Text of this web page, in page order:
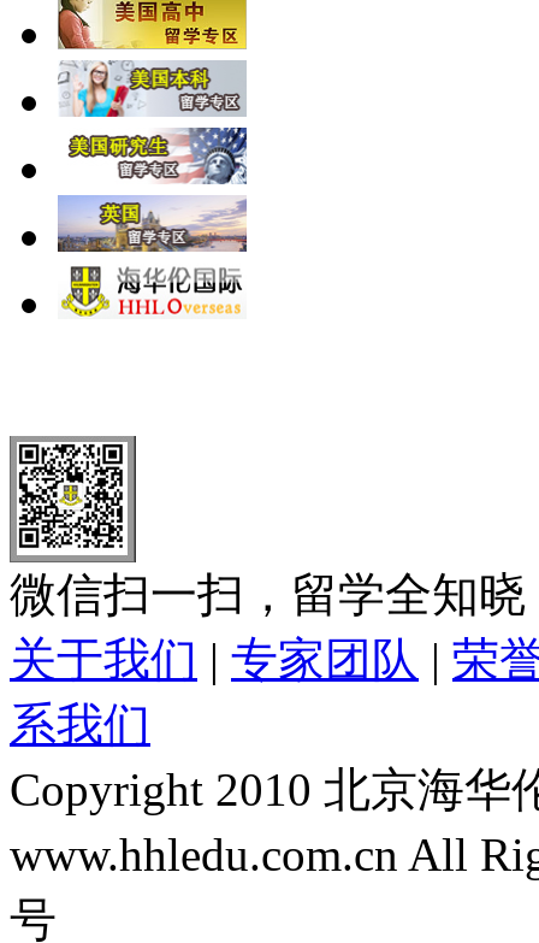
微信扫一扫，留学全知晓
关于我们 | 专家团队 | 荣
系我们
Copyright 2010 北京海
www.hhledu.com.cn All
号